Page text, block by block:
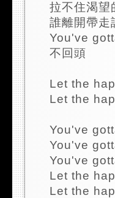
拉不住渴望
誰離開帶走
You've
不回頭
Let the
Let the
You've
You've
You've
Let the
Let the